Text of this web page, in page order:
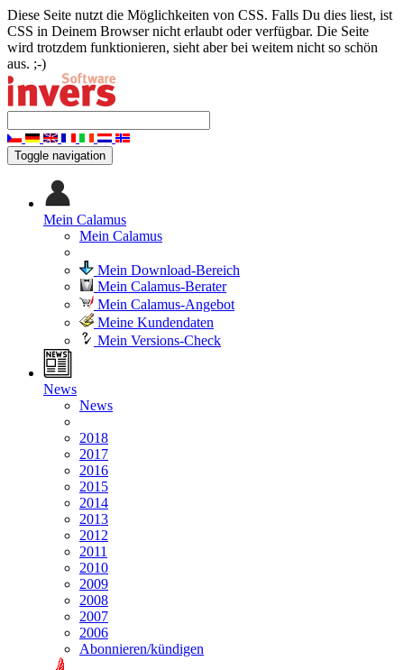
Diese Seite nutzt die Möglichkeiten von CSS. Falls Du dies liest, ist
CSS in Deinem Browser nicht erlaubt oder verfügbar. Die Seite
wird trotzdem funktionieren, sieht aber bei weitem nicht so schön
aus. ;-)
Toggle navigation
Mein Calamus
Mein Calamus
Mein Download-Bereich
Mein Calamus-Berater
Mein Calamus-Angebot
Meine Kundendaten
Mein Versions-Check
News
News
2018
2017
2016
2015
2014
2013
2012
2011
2010
2009
2008
2007
2006
Abonnieren/kündigen